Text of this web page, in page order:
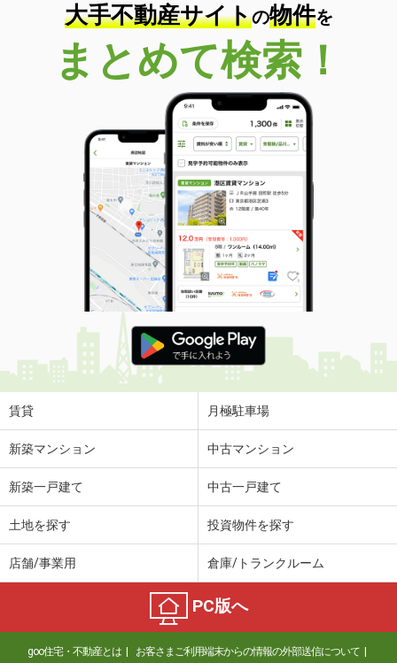
大手不動産サイトの物件を
まとめて検索！
賃貸 月極駐車場
新築マンション 中古マンション
新築一戸建て 中古一戸建て
土地を探す 投資物件を探す
店舗/事業用 倉庫/トランクルーム
PC版へ
goo住宅・不動産とは お客さまご利用端末からの情報の外部送信について